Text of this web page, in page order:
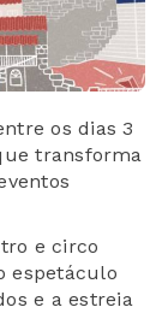
os dias 3
transforma
e circo
espetáculo
e a estreia